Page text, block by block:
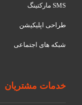
SMS مارکتینگ
طراحی اپلیکیشن
شبکه های اجتماعی
خدمات مشتریان